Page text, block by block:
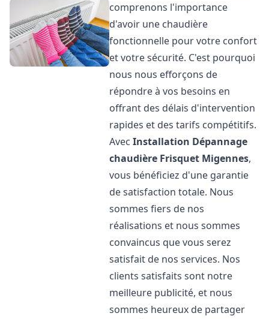
comprenons l'importance
d'avoir une chaudière
fonctionnelle pour votre confort
et votre sécurité. C'est pourquoi
nous nous efforçons de
répondre à vos besoins en
offrant des délais d'intervention
rapides et des tarifs compétitifs.
AvecInstallation Dépannage
chaudière Frisquet Migennes,
vous bénéficiez d'une garantie
de satisfaction totale. Nous
sommes fiers de nos
réalisations et nous sommes
convaincus que vous serez
satisfait de nos services. Nos
clients satisfaits sont notre
meilleure publicité, et nous
sommes heureux de partager